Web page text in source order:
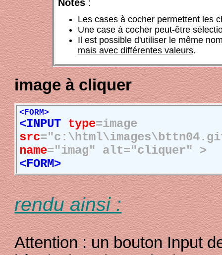
Notes:
Les cases à cocher permettent les
Une case à cocher peut-être
Il est possible d'utiliser le même
mais avec différentes valeurs.
image à cliquer
<FORM>
<INPUT type=image
src
name="imag" alt="cliquer" >
<FORM>
rendu ainsi :
Attention : un bouton Input